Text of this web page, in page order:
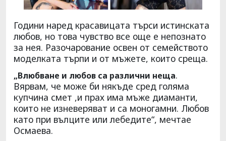
Години наред красавицата търси истинската
любов, но това чувство все още е непознато
за нея. Разочарование освен от семейството
моделката търпи и от мъжете, които среща.
„Влюбване и любов са различни неща.
Вярвам, че може би някъде сред голяма
купчина смет ,и прах има мъже диаманти,
които не изневеряват и са моногамни. Любов
като при вълците или лебедите“, мечтае
Осмаева.